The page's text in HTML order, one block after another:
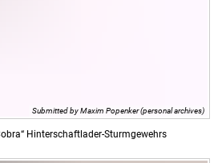
Submitted by Maxim Popenker (personal archives)
Hinterschaftlader-Sturmgewehrs